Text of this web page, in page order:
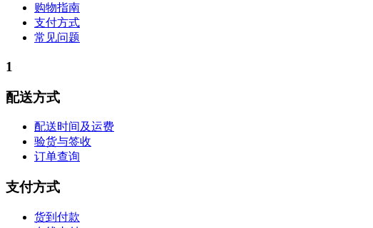
购物指南
支付方式
常见问题
1
配送方式
配送时间及运费
验货与签收
订单查询
支付方式
货到付款